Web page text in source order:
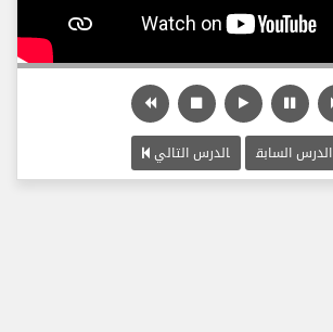
الدرس السابق الدرس التالي